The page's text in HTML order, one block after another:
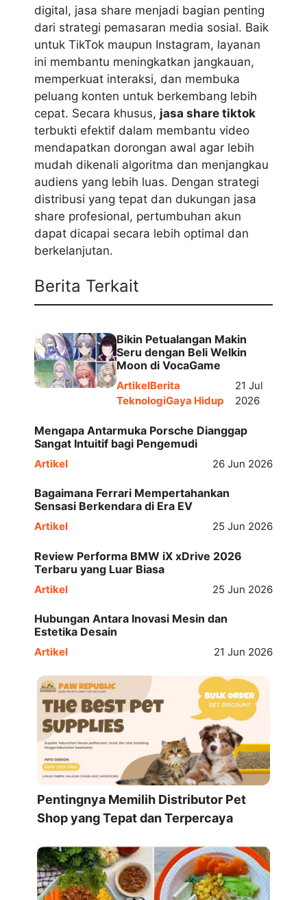
digital, jasa share menjadi bagian penting
dari strategi pemasaran media sosial. Baik
untuk TikTok maupun Instagram, layanan
ini membantu meningkatkan jangkauan,
memperkuat interaksi, dan membuka
peluang konten untuk berkembang lebih
cepat. Secara khusus, jasa share tiktok
terbukti efektif dalam membantu video
mendapatkan dorongan awal agar lebih
mudah dikenali algoritma dan menjangkau
audiens yang lebih luas. Dengan strategi
distribusi yang tepat dan dukungan jasa
share profesional, pertumbuhan akun
dapat dicapai secara lebih optimal dan
berkelanjutan.
Berita Terkait
Bikin Petualangan Makin
Seru dengan Beli Welkin
Moon di VocaGame
ArtikelBerita
TeknologiGaya Hidup
21 Jul
2026
Mengapa Antarmuka Porsche Dianggap
Sangat Intuitif bagi Pengemudi
Artikel 26 Jun 2026
Bagaimana Ferrari Mempertahankan
Sensasi Berkendara di Era EV
Artikel 25 Jun 2026
Review Performa BMW iX xDrive 2026
Terbaru yang Luar Biasa
Artikel 25 Jun 2026
Hubungan Antara Inovasi Mesin dan
Estetika Desain
Artikel 21 Jun 2026
Pentingnya Memilih Distributor Pet
Shop yang Tepat dan Terpercaya